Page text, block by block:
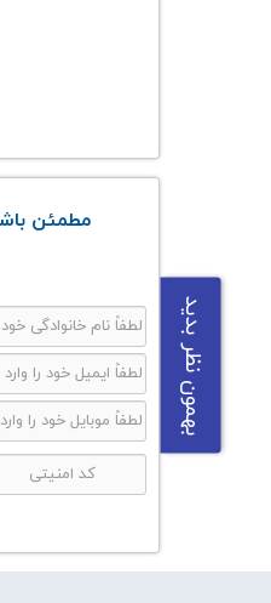
بهمون نظر بدید
مطمئن